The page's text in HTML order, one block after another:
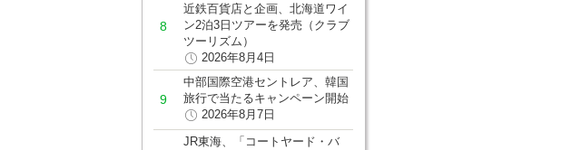
近鉄百貨店と企画、北海道ワイ
ン2泊3日ツアーを発売（クラブ
ツーリズム）
2026年8月4日
中部国際空港セントレア、韓国
旅行で当たるキャンペーン開始
2026年8月7日
JR東海、「コートヤード・バ